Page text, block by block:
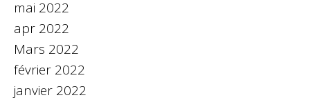
mai 2022
apr 2022
Mars 2022
février 2022
janvier 2022